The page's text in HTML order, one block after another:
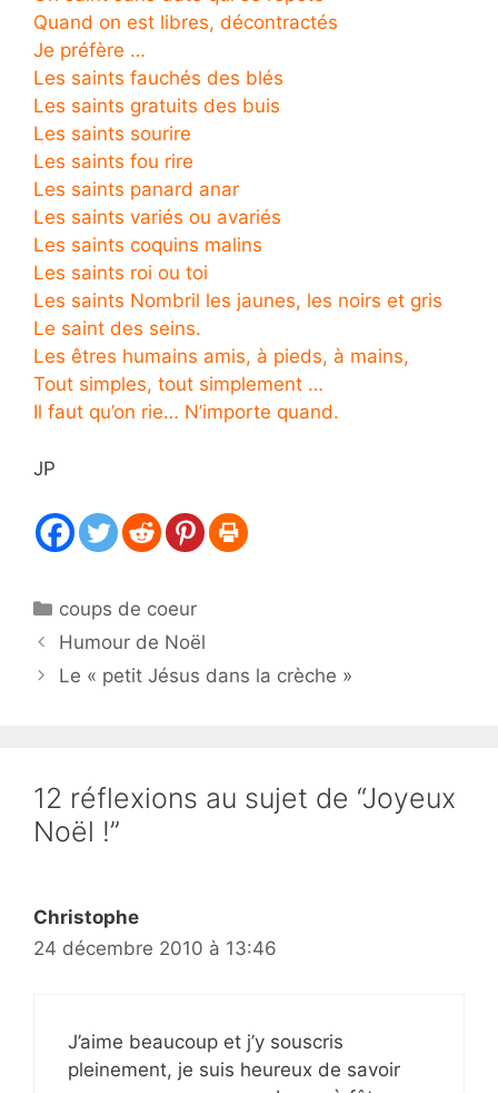
Quand on est libres, décontractés
Je préfère …
Les saints fauchés des blés
Les saints gratuits des buis
Les saints sourire
Les saints fou rire
Les saints panard anar
Les saints variés ou avariés
Les saints coquins malins
Les saints roi ou toi
Les saints Nombril les jaunes, les noirs et gris
Le saint des seins.
Les êtres humains amis, à pieds, à mains,
Tout simples, tout simplement …
Il faut qu’on rie… N’importe quand.
JP
Catégories
coups de coeur
Humour de Noël
Le « petit Jésus dans la crèche »
12 réflexions au sujet de “Joyeux
Noël !”
Christophe
24 décembre 2010 à 13:46
J’aime beaucoup et j’y souscris
pleinement, je suis heureux de savoir